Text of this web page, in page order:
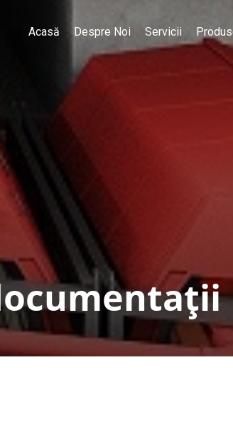
Acasă Despre Noi Servicii